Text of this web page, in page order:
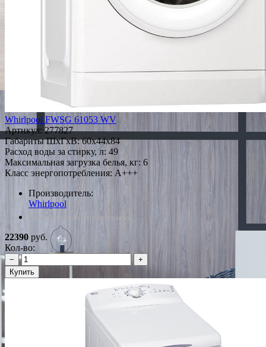
Whirlpool FWSG 61053 WV
Артикул: 277827
Габариты ШxГxВ: 60x44x84
Расход воды за стирку, л: 49
Максимальная загрузка белья, кг: 6
Класс энергопотребления: A+++
Производитель:
Whirlpool
*Наличие уточняйте у менеджера
22390 руб.
Кол-во:
−
+
Купить